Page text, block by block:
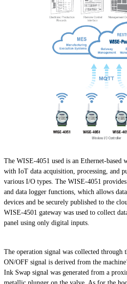
The WISE-4051 used is an Ethernet-based
with IoT data acquisition, processing, and
various I/O types. The WISE-4051
and data logger functions, which allows
devices and be securely published to the
WISE-4501 gateway was used to collect
panel using only digital inputs.
The operation signal was collected through
ON/OFF signal is derived from the
Ink Swap signal was generated from a